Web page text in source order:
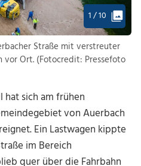
1 / 10
Straße mit verstreuter
vor Ort. (Fotocredit: Pressefoto
hat sich am frühen
von Auerbach
Ein Lastwagen kippte
im Bereich
quer über die Fahrbahn